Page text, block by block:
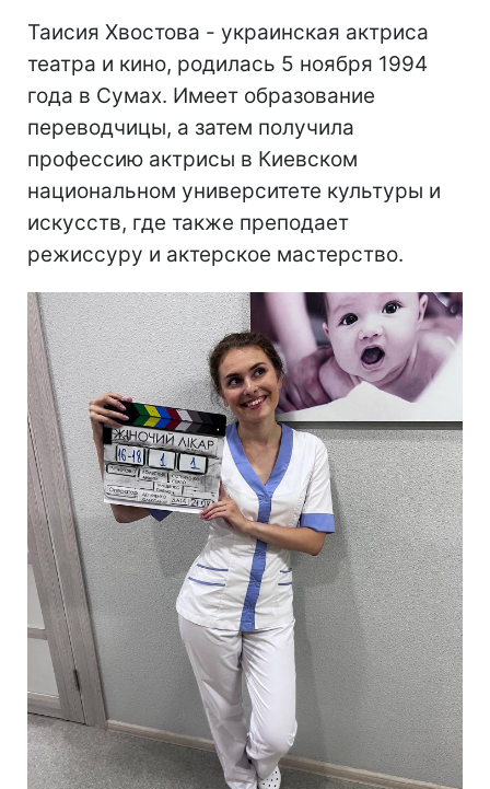
Таисия Хвостова - украинская актриса
театра и кино, родилась 5 ноября 1994
года в Сумах. Имеет образование
переводчицы, а затем получила
профессию актрисы в Киевском
национальном университете культуры и
искусств, где также преподает
режиссуру и актерское мастерство.